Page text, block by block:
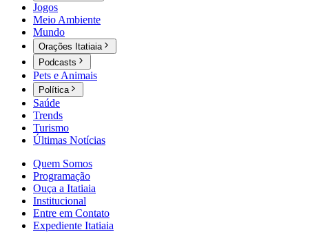
Jogos
Meio Ambiente
Mundo
Orações Itatiaia
Podcasts
Pets e Animais
Política
Saúde
Trends
Turismo
Últimas Notícias
Quem Somos
Programação
Ouça a Itatiaia
Institucional
Entre em Contato
Expediente Itatiaia